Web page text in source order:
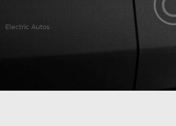
Electric Autos